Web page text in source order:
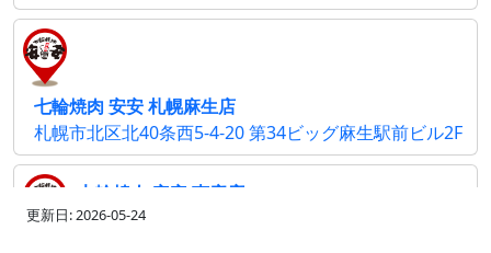
七輪焼肉 安安 札幌麻生店
札幌市北区北40条西5-4-20 第34ビッグ麻生駅前ビル2F
七輪焼肉 安安 恵庭店
北海道恵庭市和光町1-1-33
更新日: 2026-05-24